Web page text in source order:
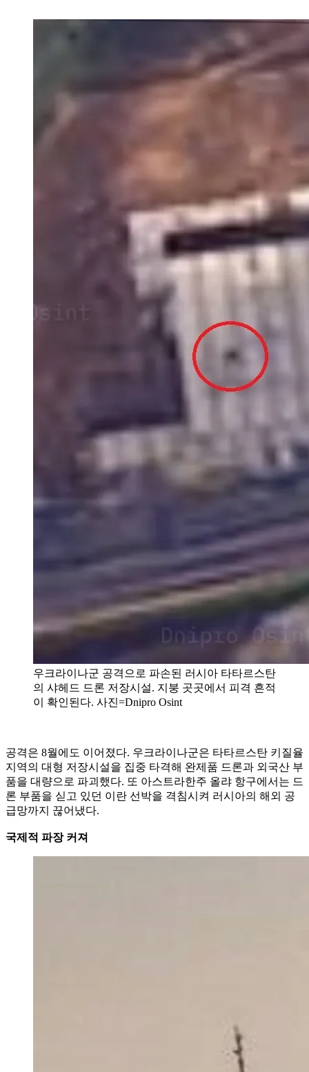
우크라이나군 공격으로 파손된 러시아 타타르스탄
의 샤헤드 드론 저장시설. 지붕 곳곳에서 피격 흔적
이 확인된다. 사진=Dnipro Osint
공격은 8월에도 이어졌다. 우크라이나군은 타타르스탄 키질율
지역의 대형 저장시설을 집중 타격해 완제품 드론과 외국산 부
품을 대량으로 파괴했다. 또 아스트라한주 올랴 항구에서는 드
론 부품을 싣고 있던 이란 선박을 격침시켜 러시아의 해외 공
급망까지 끊어냈다.
국제적 파장 커져